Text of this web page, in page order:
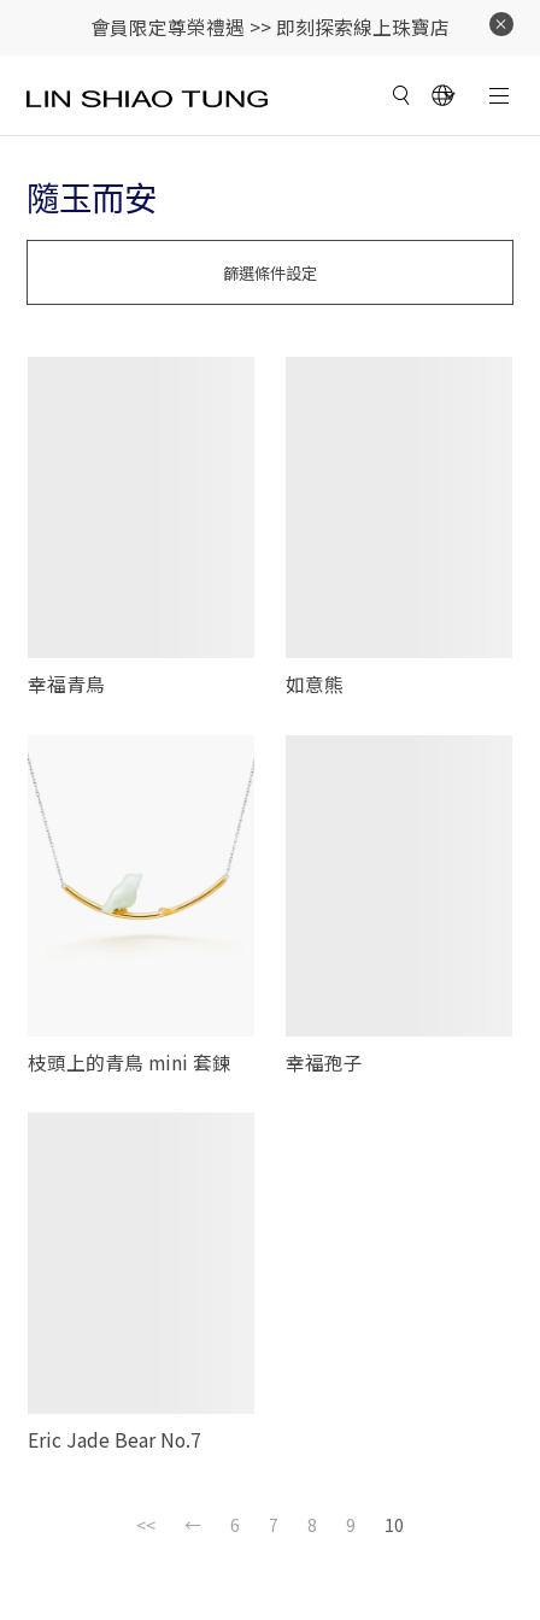
會員限定尊榮禮遇 >> 即刻探索線上珠寶店
隨玉而安
篩選條件設定
幸福青鳥 如意熊
枝頭上的青鳥 mini 套鍊 幸福孢子
Eric Jade Bear No.7
<< ← 6 7 8 9 10